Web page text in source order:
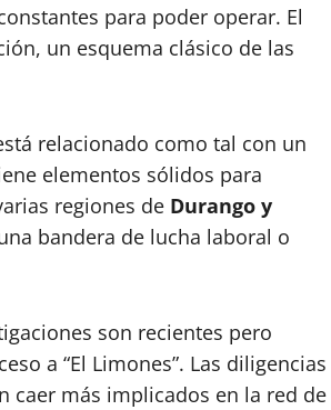
para poder operar. El
un esquema clásico de las
relacionado como tal con un
elementos sólidos para
regiones de Durango y
bandera de lucha laboral o
son recientes pero
a “El Limones”. Las diligencias
caer más implicados en la red de